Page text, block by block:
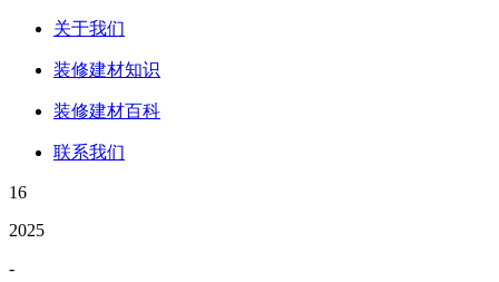
关于我们
装修建材知识
装修建材百科
联系我们
16
2025
-